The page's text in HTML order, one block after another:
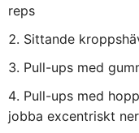
reps
Sittande
Pull-ups med
Pull-ups med
jobba excentriskt